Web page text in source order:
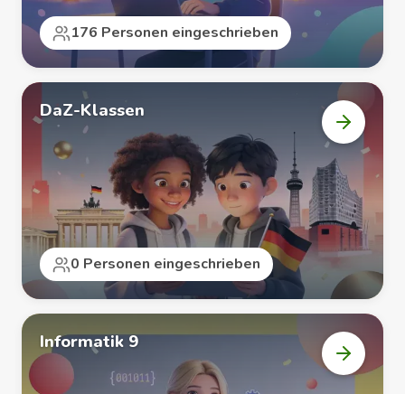
176 Personen eingeschrieben
DaZ-Klassen
Kurs
„DaZ-
Klassen“
öffnen
0 Personen eingeschrieben
Informatik 9
Kurs